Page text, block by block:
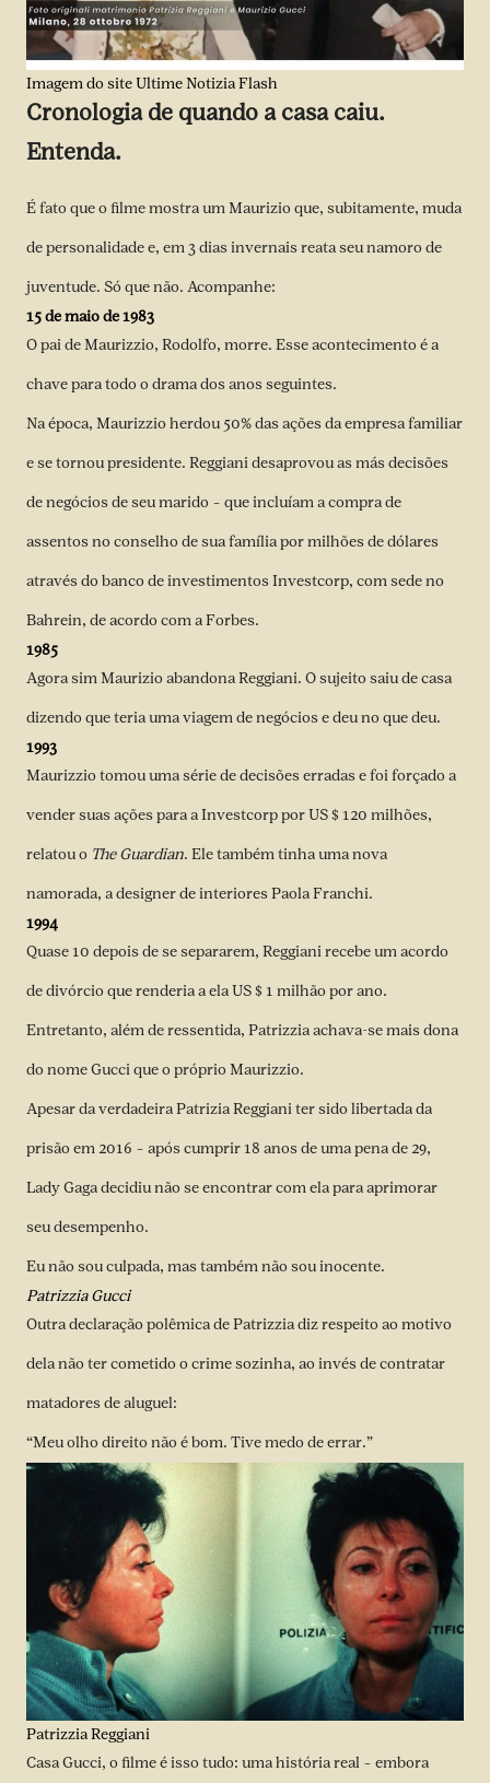
Imagem do site Ultime Notizia Flash
Cronologia de quando a casa caiu.
Entenda.
É fato que o filme mostra um Maurizio que, subitamente, muda
de personalidade e, em 3 dias invernais reata seu namoro de
juventude. Só que não. Acompanhe:
15 de maio de 1983
O pai de Maurizzio, Rodolfo, morre. Esse acontecimento é a
chave para todo o drama dos anos seguintes.
Na época, Maurizzio herdou 50% das ações da empresa familiar
e se tornou presidente. Reggiani desaprovou as más decisões
de negócios de seu marido – que incluíam a compra de
assentos no conselho de sua família por milhões de dólares
através do banco de investimentos Investcorp, com sede no
Bahrein, de acordo com a Forbes.
1985
Agora sim Maurizio abandona Reggiani. O sujeito saiu de casa
dizendo que teria uma viagem de negócios e deu no que deu.
1993
Maurizzio tomou uma série de decisões erradas e foi forçado a
vender suas ações para a Investcorp por US $ 120 milhões,
relatou o The Guardian. Ele também tinha uma nova
namorada, a designer de interiores Paola Franchi.
1994
Quase 10 depois de se separarem, Reggiani recebe um acordo
de divórcio que renderia a ela US $ 1 milhão por ano.
Entretanto, além de ressentida, Patrizzia achava-se mais dona
do nome Gucci que o próprio Maurizzio.
Apesar da verdadeira Patrizia Reggiani ter sido libertada da
prisão em 2016 – após cumprir 18 anos de uma pena de 29,
Lady Gaga decidiu não se encontrar com ela para aprimorar
seu desempenho.
Eu não sou culpada, mas também não sou inocente.
Patrizzia Gucci
Outra declaração polêmica de Patrizzia diz respeito ao motivo
dela não ter cometido o crime sozinha, ao invés de contratar
matadores de aluguel:
“Meu olho direito não é bom. Tive medo de errar.”
Patrizzia Reggiani
Casa Gucci, o filme é isso tudo: uma história real – embora